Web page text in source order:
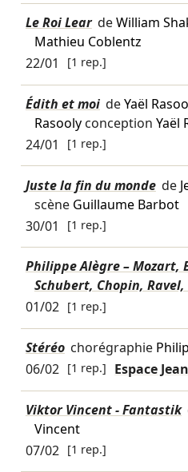
Le Roi Lear deWilliam
Mathieu Coblentz
22/01
[1 rep.]
Édith et moi deYaël
Rasoolyconception Yaël
24/01
[1 rep.]
Juste la fin du monde de
scène Guillaume Barbot
30/01
[1 rep.]
Philippe Alègre – Mozart,
Schubert, Chopin,
01/02 [1 rep.]
Stéréo chorégraphie
06/02 [1 rep.] Espace
Viktor Vincent - Fantastik
Vincent
07/02 [1 rep.]